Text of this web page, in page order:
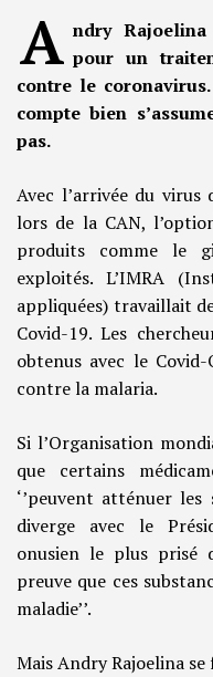
A ndry
pour un
contre le
compte bien
pas.
Avec l’arrivée du
lors de la CAN,
produits comme le
exploités. L’IMRA
appliquées) travaillait
Covid-19. Les
obtenus avec le
contre la malaria.
Si l’Organisation
que certains
‘’peuvent atténuer les
diverge avec le
onusien le plus prisé
preuve que ces
maladie’’.
Mais Andry Rajoelina